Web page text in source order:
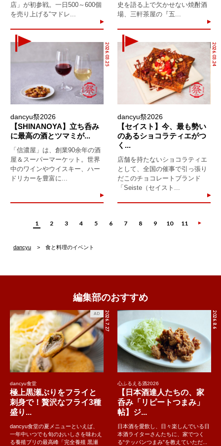
店」が初参戦。一日500～600個
を売り上げる“マドレ...
史を語る上で欠かせない焼酎酒
場、三軒茶屋の『五...
2026.03.25
dancyu祭2026
【SHINANOYA】立ち呑み
に最高の酒とツマミが...
「信濃屋」は、創業90余年の酒
屋＆スーパーマーケット。世界
中のワインやウイスキー、ハー
ドリカーを豊富に...
2026.03.24
dancyu祭2026
【セイスト】今、最も勢い
のあるショコラティエがつ
く...
店舗を持たないショコラティエ
として、全国の催事で引っ張り
だこのチョコレートブランド
「Seiste（セイスト...
1 2 3 4 5 6 7 8 9 10 11
dancyu 食と料理のイベント
編集部のおすすめ
2026.7.27
AD
dancyu食堂
極上黒瀬ぶりをフライと
刺身で！贅沢なフライ3種
盛り...
dancyu食堂の夏メニューといえば、
一年中いつでも旬のおいしさを味わえ
る養殖ブリの最高峰「完全養殖 黒瀬
2026.8.6
心ふるえる酒2026
【日本酒達人たちの、家
呑み「リピートつまみ」
帖】ジ...
日本酒を愛飲し、日々楽しんでいる日
本酒ライターさんたちに、家でつく
る“テッパンつまみ”を教えていただ...